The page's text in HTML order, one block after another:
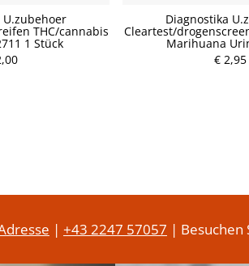
U.zubehoer
THC/cannabis
1 Stück
Diagnostika
Cleartest/
Marihuana
€ 2,95
P
r
e
| +43 2247 57057 | Besuchen